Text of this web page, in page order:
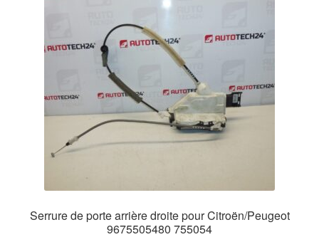
Serrure de porte arrière droite pour Citroën/Peugeot
9675505480 755054